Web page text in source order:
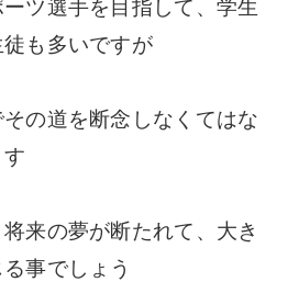
ツ選手を目指して、学生
も多いですが
の道を断念しなくてはな
来の夢が断たれて、大き
事でしょう